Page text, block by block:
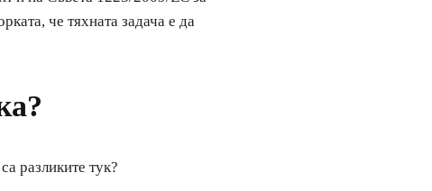
че тяхната задача е да
разликите тук?